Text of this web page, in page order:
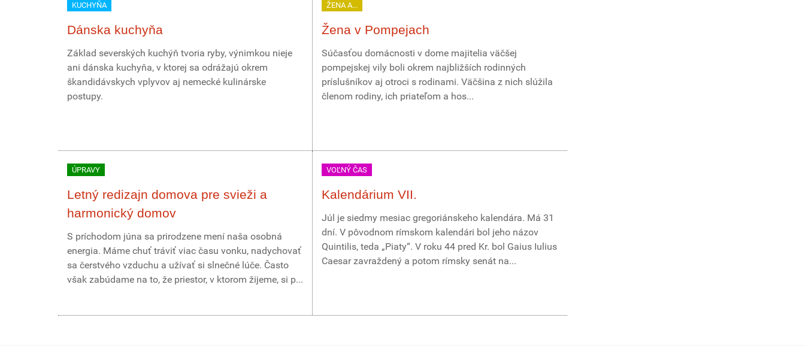
KUCHYŇA
Dánska kuchyňa
Základ severských kuchýň tvoria ryby, výnimkou nieje
ani dánska kuchyňa, v ktorej sa odrážajú okrem
škandidávskych vplyvov aj nemecké kulinárske
postupy.
ŽENA A...
Žena v Pompejach
Súčasťou domácnosti v dome majitelia väčšej
pompejskej vily boli okrem najbližších rodinných
príslušníkov aj otroci s rodinami. Väčšina z nich slúžila
členom rodiny, ich priateľom a hos...
ÚPRAVY
Letný redizajn domova pre svieži a
harmonický domov
S príchodom júna sa prirodzene mení naša osobná
energia. Máme chuť tráviť viac času vonku, nadychovať
sa čerstvého vzduchu a užívať si slnečné lúče. Často
však zabúdame na to, že priestor, v ktorom žijeme, si p...
VOĽNÝ ČAS
Kalendárium VII.
Júl je siedmy mesiac gregoriánskeho kalendára. Má 31
dní. V pôvodnom rímskom kalendári bol jeho názov
Quintilis, teda „Piaty“. V roku 44 pred Kr. bol Gaius Iulius
Caesar zavraždený a potom rímsky senát na...